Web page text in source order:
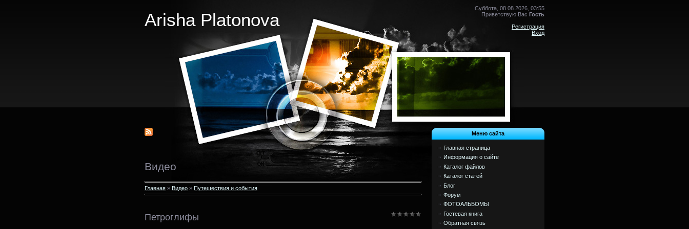
Arisha Platonova
Суббота, 08.08.2026, 03:55
Приветствую Вас Гость
Регистрация
Вход
Видео
Главная » Видео » Путешествия и события
Петроглифы
Меню сайта
Главная страница
Информация о сайте
Каталог файлов
Каталог статей
Блог
Форум
ФОТОАЛЬБОМЫ
Гостевая книга
Обратная связь